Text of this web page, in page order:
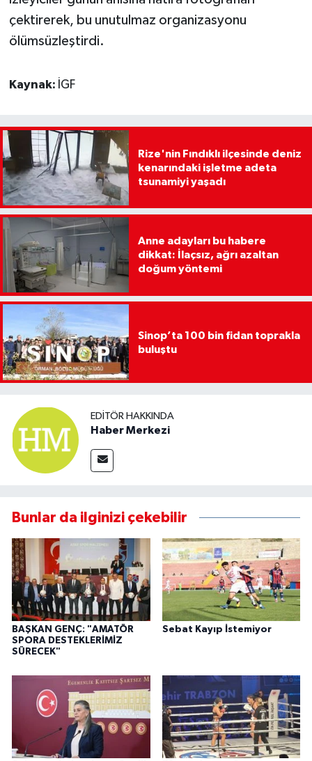
çektirerek, bu unutulmaz organizasyonu
ölümsüzleştirdi.
Kaynak: İGF
Rize'nin Fındıklı ilçesinde deniz
kenarındaki işletme adeta
tsunamiyi yaşadı
Anne adayları bu habere
dikkat: İlaçsız, ağrı azaltan
doğum yöntemi
Sinop’ta 100 bin fidan toprakla
buluştu
EDITÖR HAKKINDA
Haber Merkezi
Bunlar da ilginizi çekebilir
BAŞKAN GENÇ: "AMATÖR
SPORA DESTEKLERİMİZ
SÜRECEK"
Sebat Kayıp İstemiyor